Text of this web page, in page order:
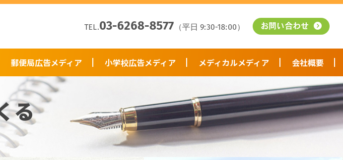
TEL.03-6268-8577 （平日 9:30-18:00） お問い合わせ
郵便局広告メディア 小学校広告メディア メディカルメディア 会社概要
る